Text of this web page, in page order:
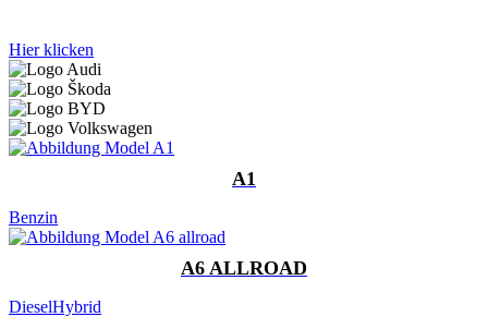
Hier klicken
A1
Benzin
A6 ALLROAD
DieselHybrid